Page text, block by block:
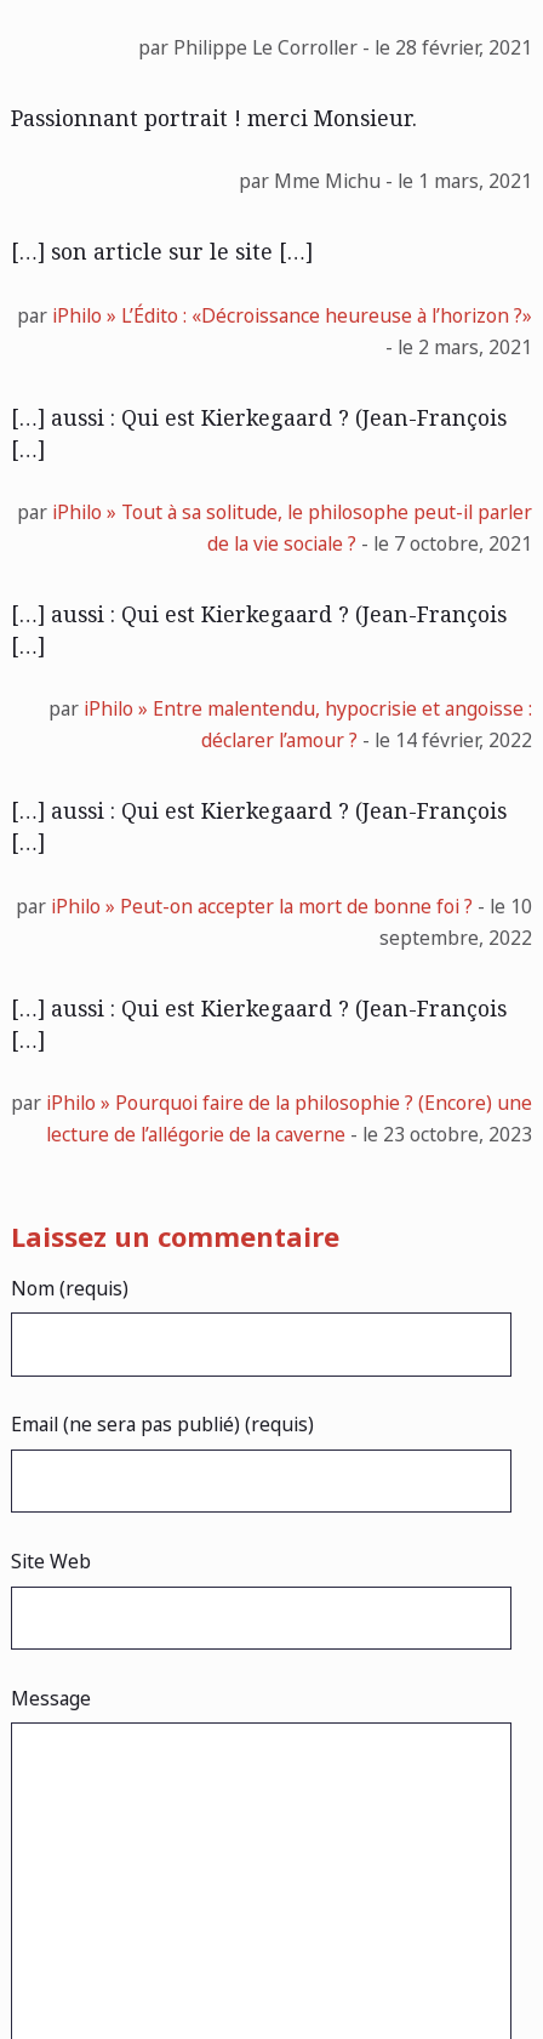
par Philippe Le Corroller - le 28 février, 2021
Passionnant portrait ! merci Monsieur.
par Mme Michu - le 1 mars, 2021
[…] son article sur le site […]
par iPhilo » L’Édito : «Décroissance heureuse à l’horizon ?»
- le 2 mars, 2021
[…] aussi : Qui est Kierkegaard ? (Jean-François
[…]
par iPhilo » Tout à sa solitude, le philosophe peut-il parler
de la vie sociale ? - le 7 octobre, 2021
[…] aussi : Qui est Kierkegaard ? (Jean-François
[…]
par iPhilo » Entre malentendu, hypocrisie et angoisse :
déclarer l’amour ? - le 14 février, 2022
[…] aussi : Qui est Kierkegaard ? (Jean-François
[…]
par iPhilo » Peut-on accepter la mort de bonne foi ? - le 10
septembre, 2022
[…] aussi : Qui est Kierkegaard ? (Jean-François
[…]
par iPhilo » Pourquoi faire de la philosophie ? (Encore) une
lecture de l’allégorie de la caverne - le 23 octobre, 2023
Laissez un commentaire
Nom (requis)
Email (ne sera pas publié) (requis)
Site Web
Message